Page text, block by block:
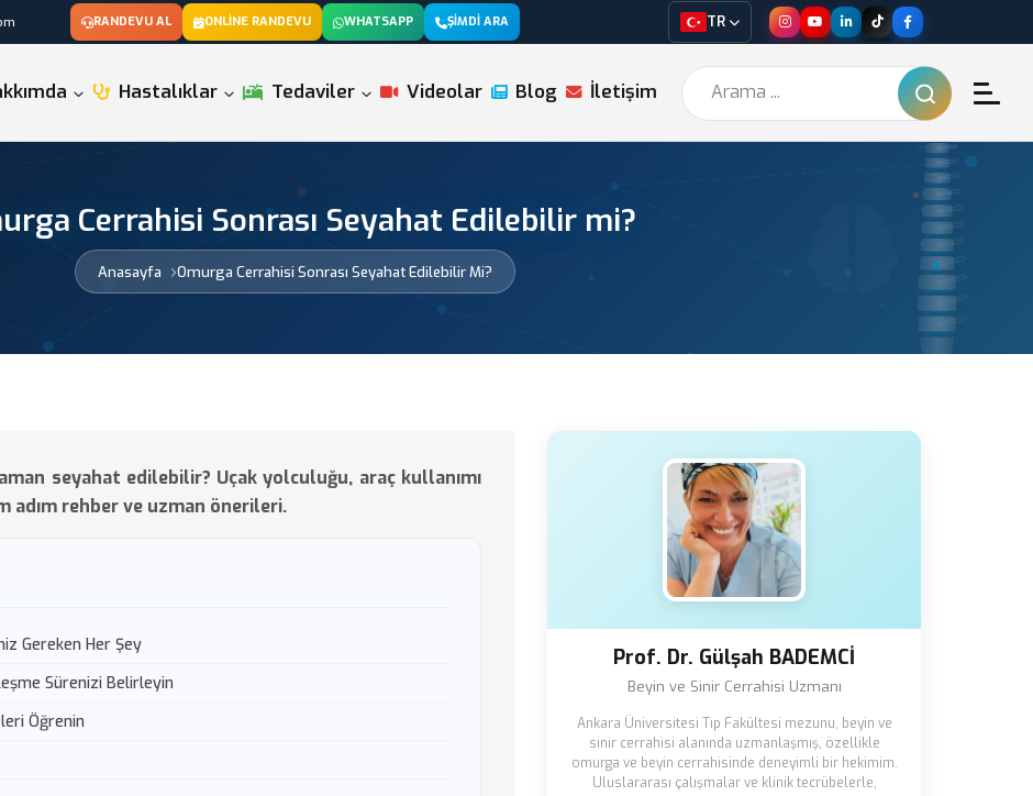
RANDEVU AL ONLINE RANDEVU WHATSAPP ŞIMDI ARA TR
Hastalıklar Tedaviler Videolar Blog İletişim
Cerrahisi Sonrası Seyahat Edilebilir mi?
Anasayfa Omurga Cerrahisi Sonrası Seyahat Edilebilir Mi?
seyahat edilebilir? Uçak yolculuğu, araç kullanımı
adım rehber ve uzman önerileri.
Gereken Her Şey
Sürenizi Belirleyin
Öğrenin
Prof. Dr. Gülşah BADEMCİ
Beyin ve Sinir Cerrahisi Uzmanı
Ankara Üniversitesi Tıp Fakültesi mezunu, beyin ve
sinir cerrahisi alanında uzmanlaşmış, özellikle
omurga ve beyin cerrahisinde deneyimli bir hekimim.
Uluslararası çalışmalar ve klinik tecrübelerle,